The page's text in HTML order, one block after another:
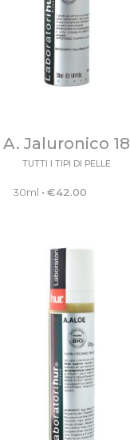
A. Jaluronico 18
TUTTI I TIPI DI PELLE
30ml •€42.00